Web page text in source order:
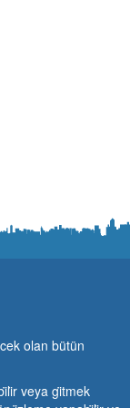
olan bütün
veya gi̇tmek